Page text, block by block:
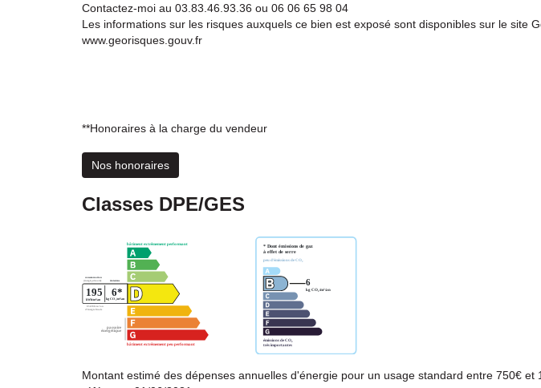
Contactez-moi au 03.83.46.93.36 ou 06 06 65 98 04
Les informations sur les risques auxquels ce bien est exposé sont disponibles sur le site
www.georisques.gouv.fr
**Honoraires à la charge du vendeur
Nos honoraires
Classes DPE/GES
Montant estimé des dépenses annuelles d'énergie pour un usage standard entre 750€ et